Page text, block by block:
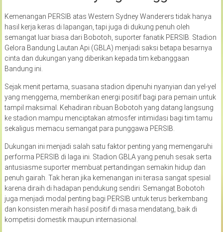
Kemenangan PERSIB atas Western Sydney Wanderers tidak hanya
hasil kerja keras di lapangan, tapi juga di dukung penuh oleh
semangat luar biasa dari Bobotoh, suporter fanatik PERSIB. Stadion
Gelora Bandung Lautan Api (GBLA) menjadi saksi betapa besarnya
cinta dan dukungan yang diberikan kepada tim kebanggaan
Bandung ini.
Sejak menit pertama, suasana stadion dipenuhi nyanyian dan yel-yel
yang menggema, memberikan energi positif bagi para pemain untuk
tampil maksimal. Kehadiran ribuan Bobotoh yang datang langsung
ke stadion mampu menciptakan atmosfer intimidasi bagi tim tamu
sekaligus memacu semangat para punggawa PERSIB.
Dukungan ini menjadi salah satu faktor penting yang memengaruhi
performa PERSIB di laga ini. Stadion GBLA yang penuh sesak serta
antusiasme suporter membuat pertandingan semakin hidup dan
penuh gairah. Tak heran jika kemenangan ini terasa sangat spesial
karena diraih di hadapan pendukung sendiri. Semangat Bobotoh
juga menjadi modal penting bagi PERSIB untuk terus berkembang
dan konsisten meraih hasil positif di masa mendatang, baik di
kompetisi domestik maupun internasional.